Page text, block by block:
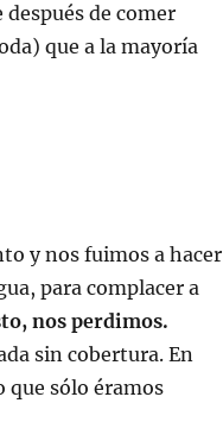
de comer
que a la mayoría
y nos fuimos a hacer
para complacer a
nos perdimos.
sin cobertura. En
que sólo éramos